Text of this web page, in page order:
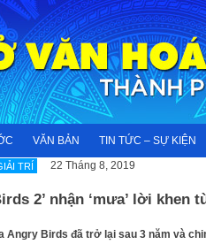
VĂN BẢN TIN TỨC – SỰ KIỆN
TRÍ 22 Tháng 8, 2019
2’ nhận ‘mưa’ lời khen
Angry Birds đã trở lại sau 3 năm và